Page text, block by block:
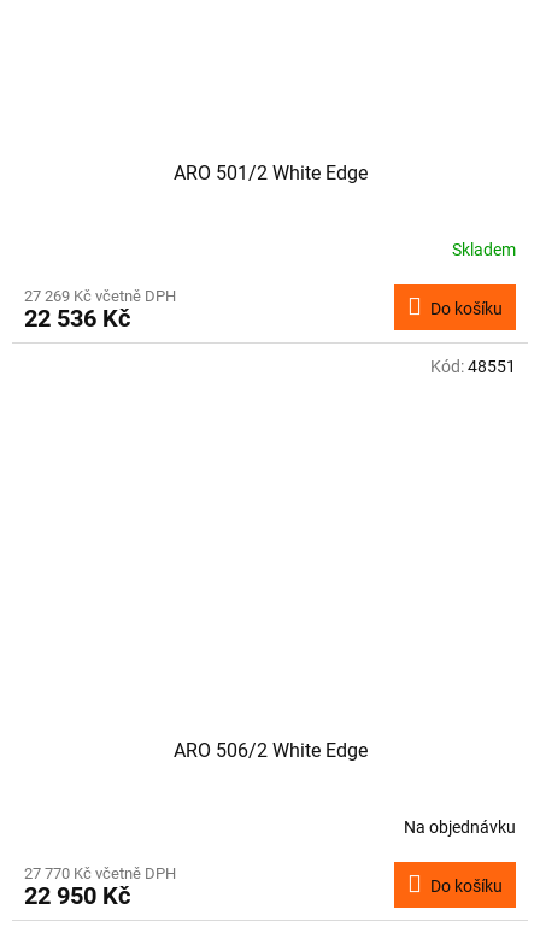
ARO 501/2 White Edge
Skladem
27 269 Kč včetně DPH
22 536 Kč Do košíku
ARO 506/2 White Edge
Na objednávku
27 770 Kč včetně DPH
22 950 Kč Do košíku
Kód:48551